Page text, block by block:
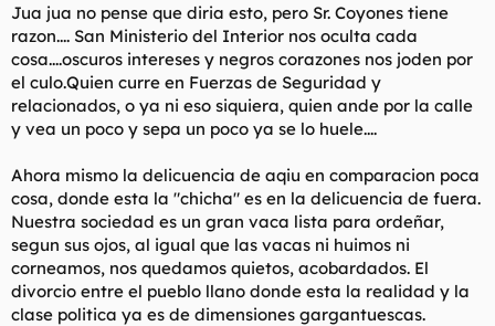
Jua jua no pense que diria esto, pero Sr. Coyones tiene
razon.... San Ministerio del Interior nos oculta cada
cosa....oscuros intereses y negros corazones nos joden por
el culo.Quien curre en Fuerzas de Seguridad y
relacionados, o ya ni eso siquiera, quien ande por la calle
y vea un poco y sepa un poco ya se lo huele....
Ahora mismo la delicuencia de aqiu en comparacion poca
cosa, donde esta la "chicha" es en la delicuencia de fuera.
Nuestra sociedad es un gran vaca lista para ordeñar,
segun sus ojos, al igual que las vacas ni huimos ni
corneamos, nos quedamos quietos, acobardados. El
divorcio entre el pueblo llano donde esta la realidad y la
clase politica ya es de dimensiones gargantuescas.